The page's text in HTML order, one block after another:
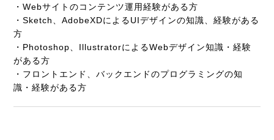
・Webサイトのコンテンツ運用経験がある方
・Sketch、AdobeXDによるUIデザインの知識、経験がある
方
・Photoshop、IllustratorによるWebデザイン知識・経験
がある方
・フロントエンド、バックエンドのプログラミングの知
識・経験がある方